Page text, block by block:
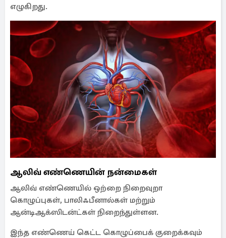
எழுகிறது.
ஆலிவ் எண்ணெயின் நன்மைகள்
ஆலிவ் எண்ணெயில் ஒற்றை நிறைவுறா
கொழுப்புகள், பாலிஃபீனால்கள் மற்றும்
ஆன்டிஆக்ஸிடன்ட்கள் நிறைந்துள்ளன.
இந்த எண்ணெய் கெட்ட கொழுப்பைக் குறைக்கவும்